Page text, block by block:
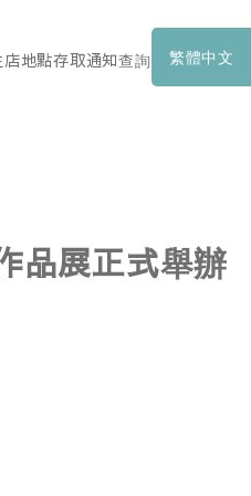
店地點存取通知查詢
繁體中文
品展正式舉辦